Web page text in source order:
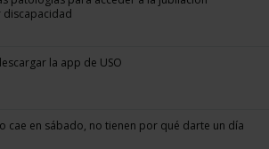
la app de USO
cae en sábado, no tienen por qué darte un día